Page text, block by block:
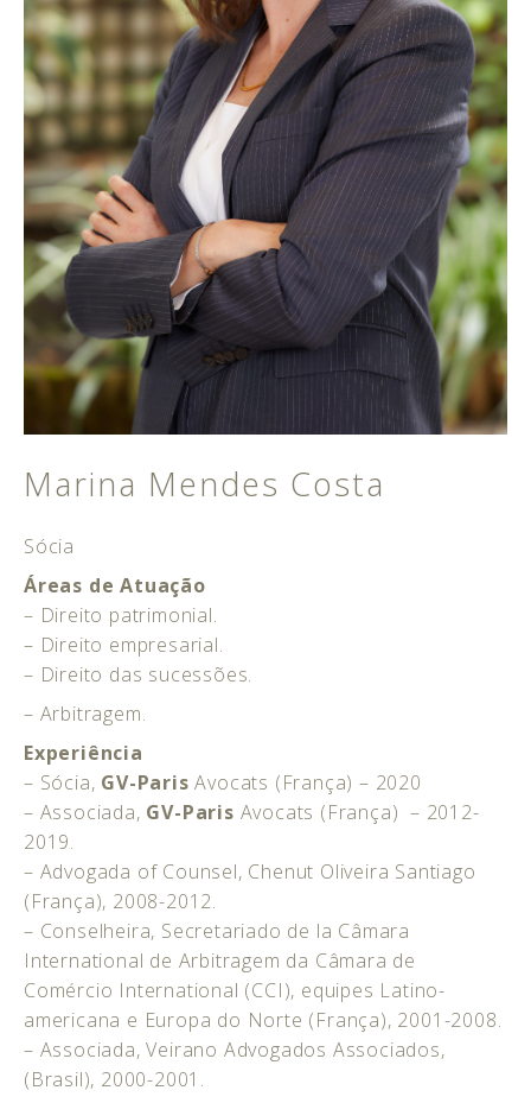
Marina Mendes Costa
Sócia
Áreas de Atuação
– Direito patrimonial.
– Direito empresarial.
– Direito das sucessões.
– Arbitragem.
Experiência
– Sócia, GV-Paris Avocats (França) – 2020
– Associada, GV-Paris Avocats (França) – 2012-
2019.
– Advogada of Counsel, Chenut Oliveira Santiago
(França), 2008-2012.
– Conselheira, Secretariado de la Câmara
International de Arbitragem da Câmara de
Comércio International (CCI), equipes Latino-
americana e Europa do Norte (França), 2001-2008.
– Associada, Veirano Advogados Associados,
(Brasil), 2000-2001.